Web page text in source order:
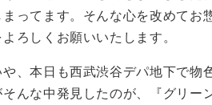
ってます。そんな心を改めて
ろしくお願いいたします。
、本日も西武渋谷デパ地下で
んな中発見したのが、『グリ